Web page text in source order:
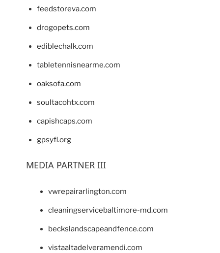
feedstoreva.com
drogopets.com
ediblechalk.com
tabletennisnearme.com
oaksofa.com
soultacohtx.com
capishcaps.com
gpsyfl.org
MEDIA PARTNER III
vwrepairarlington.com
cleaningservicebaltimore-md.com
beckslandscapeandfence.com
vistaaltadelveramendi.com